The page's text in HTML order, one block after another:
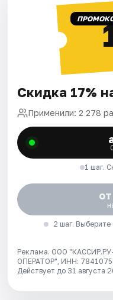
Скидка 17%
Применили: 2 278
1 шаг.
2 шаг.
Реклама. ООО
ОПЕРАТОР", ИНН:
Действует до 31 августа